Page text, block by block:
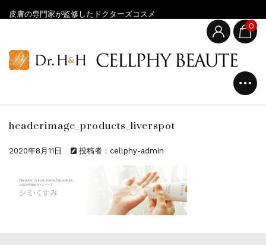
皮膚の専門家が監修したドクターズコスメ
0
headerimage_products_liverspot
2020年8月11日 投稿者：cellphy-admin